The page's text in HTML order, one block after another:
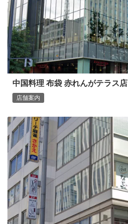
中国料理 布袋 赤れんがテラス店
店舗案内